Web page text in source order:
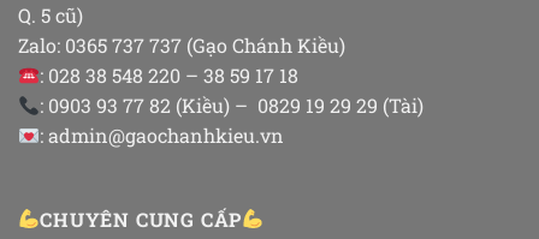
Q. 5 cũ)
Zalo: 0365 737 737 (Gạo Chánh Kiều)
: 028 38 548 220 – 38 59 17 18
: 0903 93 77 82 (Kiều) – 0829 19 29 29 (Tài)
: admin@gaochanhkieu.vn
CHUYÊN CUNG CẤP